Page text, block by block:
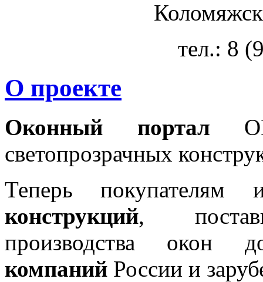
тел.: 8
О проекте
Оконный портал
светопрозрачных
Теперь покупателям
конструкций,
производства окон
компаний России и